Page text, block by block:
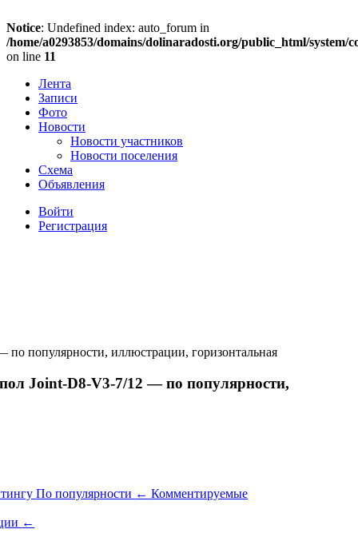
Notice: Undefined index: auto_forum in
/home/a0293853/domains/dolinaradosti.org/public_html/
on line 11
Лента
Записи
Фото
Новости
Новости участников
Новости поселения
Схема
Объявления
Войти
Регистрация
популярности, иллюстрации, горизонтальная
Joint-D8-V3-7/12 — по популярности,
По популярности ← Комментируемые
←